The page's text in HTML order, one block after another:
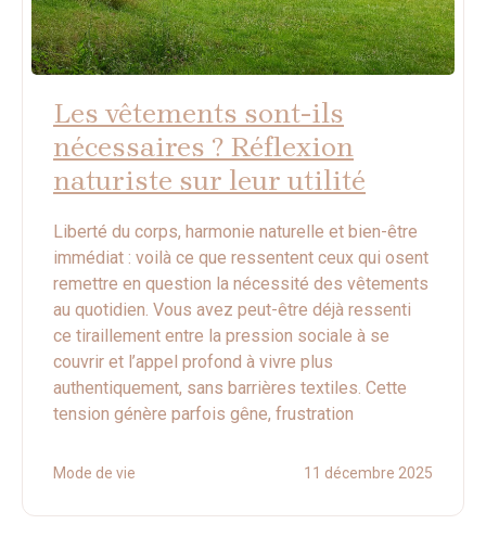
Les vêtements sont-ils
nécessaires ? Réflexion
naturiste sur leur utilité
Liberté du corps, harmonie naturelle et bien-être
immédiat : voilà ce que ressentent ceux qui osent
remettre en question la nécessité des vêtements
au quotidien. Vous avez peut-être déjà ressenti
ce tiraillement entre la pression sociale à se
couvrir et l’appel profond à vivre plus
authentiquement, sans barrières textiles. Cette
tension génère parfois gêne, frustration
Mode de vie 11 décembre 2025